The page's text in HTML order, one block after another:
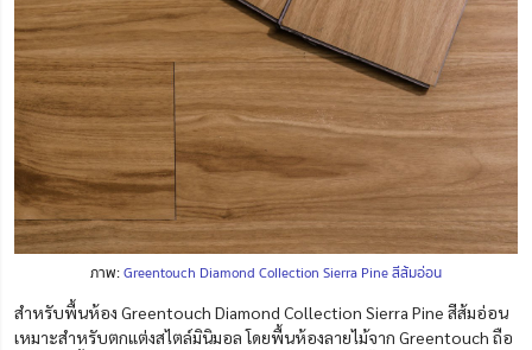
ภาพ:Greentouch Diamond Collection Sierra Pine สีส้มอ่อน
สำหรับพื้นห้อง Greentouch Diamond Collection Sierra Pine สีส้มอ่อน
เหมาะสำหรับตกแต่งสไตล์มินิมอล โดยพื้นห้องลายไม้จาก Greentouch ถือ